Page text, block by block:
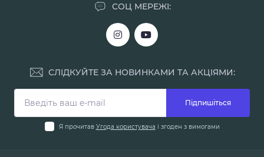
СОЦ МЕРЕЖІ:
СЛІДКУЙТЕ ЗА НОВИНКАМИ ТА АКЦІЯМИ:
Підпишіться
Я прочитав Угода користувача і згоден з вимогами